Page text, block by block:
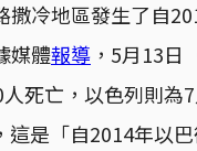
撒冷地區發生了自
媒體報導 ，5月13日
死亡，以色列則為
這是「自2014年以